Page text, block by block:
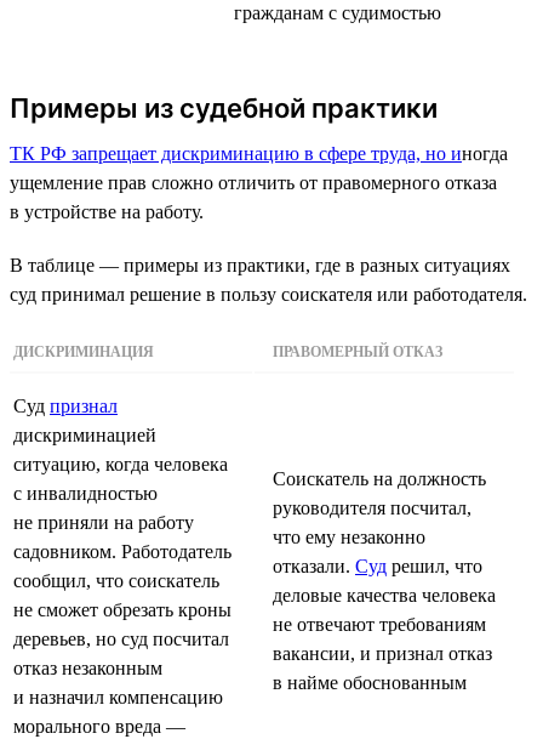
гражданам с судимостью
Примеры из судебной практики
ТК РФ запрещает дискриминацию в сфере труда, но иногда
ущемление прав сложно отличить от правомерного отказа
в устройстве на работу.
В таблице — примеры из практики, где в разных ситуациях
суд принимал решение в пользу соискателя или работодателя.
ДИСКРИМИНАЦИЯ ПРАВОМЕРНЫЙ ОТКАЗ
Суд признал
дискриминацией
ситуацию, когда человека
с инвалидностью
не приняли на работу
садовником. Работодатель
сообщил, что соискатель
не сможет обрезать кроны
деревьев, но суд посчитал
отказ незаконным
и назначил компенсацию
морального вреда —
Соискатель на должность
руководителя посчитал,
что ему незаконно
отказали. Суд решил, что
деловые качества человека
не отвечают требованиям
вакансии, и признал отказ
в найме обоснованным